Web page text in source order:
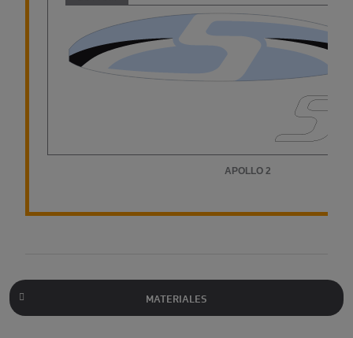
MATERIALES